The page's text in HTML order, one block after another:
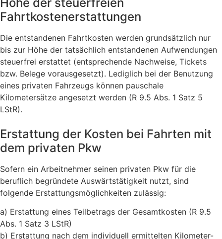
Fahrtkostenerstattungen
Die entstandenen Fahrtkosten werden grundsätzlich nur
bis zur Höhe der tatsächlich entstandenen Aufwendungen
steuerfrei erstattet (entsprechende Nachweise, Tickets
bzw. Belege vorausgesetzt). Lediglich bei der Benutzung
eines privaten Fahrzeugs können pauschale
Kilometersätze angesetzt werden (R 9.5 Abs. 1 Satz 5
LStR).
Erstattung der Kosten bei Fahrten mit
dem privaten Pkw
Sofern ein Arbeitnehmer seinen privaten Pkw für die
beruflich begründete Auswärtstätigkeit nutzt, sind
folgende Erstattungsmöglichkeiten zulässig:
a) Erstattung eines Teilbetrags der Gesamtkosten (R 9.5
Abs. 1 Satz 3 LStR)
b) Erstattung nach dem individuell ermittelten Kilometer-